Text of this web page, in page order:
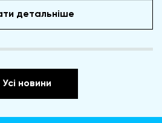
детальніше
Усі новини